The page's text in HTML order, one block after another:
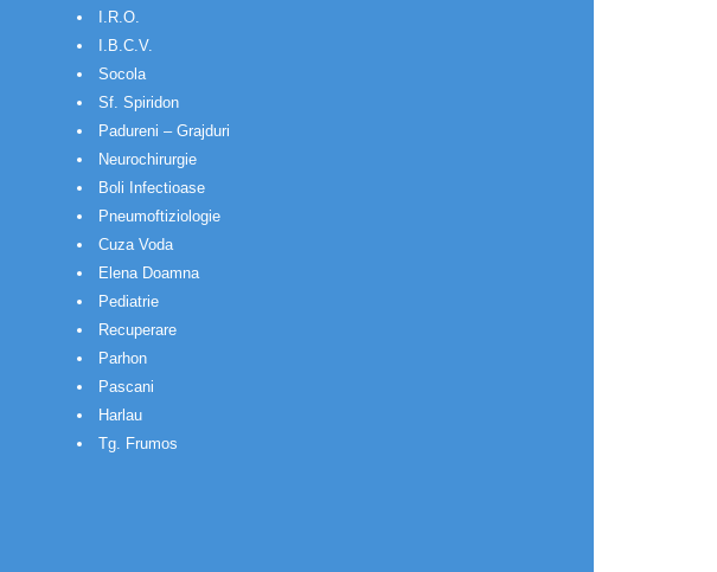
I.R.O.
I.B.C.V.
Socola
Sf. Spiridon
Padureni – Grajduri
Neurochirurgie
Boli Infectioase
Pneumoftiziologie
Cuza Voda
Elena Doamna
Pediatrie
Recuperare
Parhon
Pascani
Harlau
Tg. Frumos